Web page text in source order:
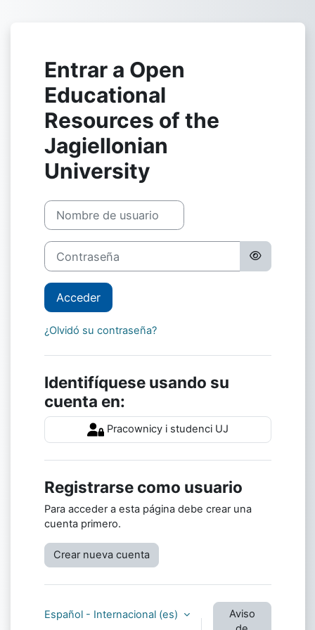
Entrar a Open
Educational
Resources of the
Jagiellonian
University
Nombre de usuario
Contraseña
Acceder
¿Olvidó su contraseña?
Identifíquese usando su
cuenta en:
Pracownicy i studenci UJ
Registrarse como usuario
Para acceder a esta página debe crear una
cuenta primero.
Crear nueva cuenta
Español - Internacional ‎(es)‎
Aviso